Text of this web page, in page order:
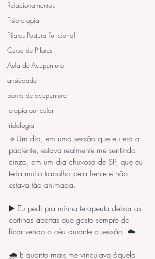
Relacionamentos
Fisioterapia
Pilates Postura Funcional
Curso de Pilates
Aula de Acupuntura
ansiedade
ponto de acupuntura
terapia auricular
iridologia
🔹Um dia, em uma sessão que eu era a
paciente, estava realmente me sentindo
cinza, em um dia chuvoso de SP, que eu
teria muito trabalho pela frente e não
estava tão animada.
.
▶️ Eu pedi pra minha terapeuta deixar as
cortinas abertas que gosto sempre de
ficar vendo o céu durante a sessão. ☁️
.
🌧️ E quanto mais me vinculava àquela